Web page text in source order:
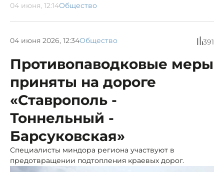
04 июня, 12:14Общество
04 июня 2026, 12:34Общество 391
Противопаводковые меры
приняты на дороге
«Ставрополь -
Тоннельный -
Барсуковская»
Специалисты миндора региона участвуют в
предотвращении подтопления краевых дорог.